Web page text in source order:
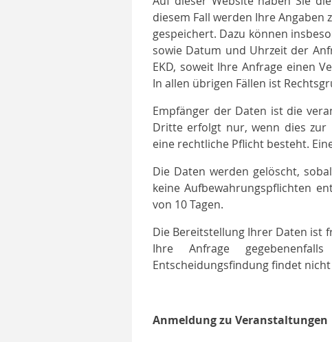
diesem Fall werden Ihre
gespeichert. Dazu können
sowie Datum und Uhrzeit der
EKD, soweit Ihre Anfrage einen
In allen übrigen Fällen ist
Empfänger der Daten ist die
Dritte erfolgt nur, wenn dies
eine rechtliche Pflicht besteht.
Die Daten werden gelöscht,
keine Aufbewahrungspflichten
von 10 Tagen.
Die Bereitstellung Ihrer Daten ist
Ihre Anfrage
Entscheidungsfindung findet
Anmeldung zu Veranstaltungen